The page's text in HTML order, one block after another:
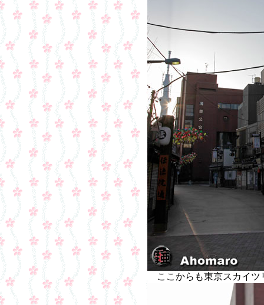
ここからも東京スカイツ